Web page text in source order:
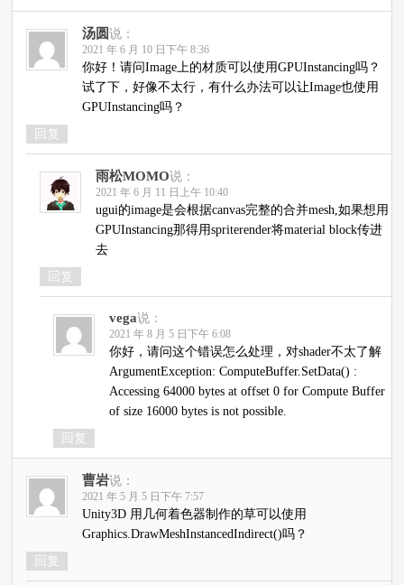
汤圆说：
2021 年 6 月 10 日下午 8:36
你好！请问Image上的材质可以使用GPUInstancing吗？
试了下，好像不太行，有什么办法可以让Image也使用
GPUInstancing吗？
回复
雨松MOMO说：
2021 年 6 月 11 日上午 10:40
ugui的image是会根据canvas完整的合并mesh,如果想用
GPUInstancing那得用spriterender将material block传进
去
回复
vega说：
2021 年 8 月 5 日下午 6:08
你好，请问这个错误怎么处理，对shader不太了解
ArgumentException: ComputeBuffer.SetData() :
Accessing 64000 bytes at offset 0 for Compute Buffer
of size 16000 bytes is not possible.
回复
曹岩说：
2021 年 5 月 5 日下午 7:57
Unity3D 用几何着色器制作的草可以使用
Graphics.DrawMeshInstancedIndirect()吗？
回复